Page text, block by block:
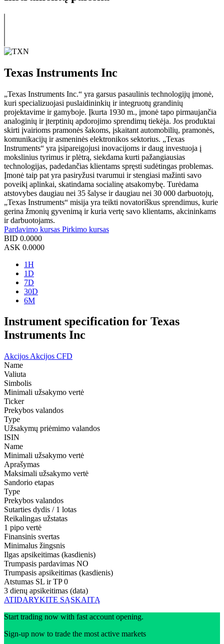
Texas Instruments Inc
„Texas Instruments Inc.“ yra garsus pasaulinis technologijų įmonė,
kuri specializuojasi puslaidininkių ir integruotų grandinių
projektavime ir gamyboje. Įkurta 1930 m., įmonė tapo pirmaujančia
analoginių ir įterptinių apdorojimo sprendimų tiekėja. Jos produktai
skirti įvairioms pramonės šakoms, įskaitant automobilių, pramonės,
komunikacijų ir asmeninės elektronikos sektorius. „Texas
Instruments“ yra įsipareigojusi inovacijoms ir daug investuoja į
mokslinius tyrimus ir plėtrą, siekdama kurti pažangiausias
technologijas, padedančias klientams spręsti sudėtingas problemas.
Įmonė taip pat yra pasiryžusi tvarumui ir stengiasi mažinti savo
poveikį aplinkai, skatindama socialinę atsakomybę. Turėdama
atstovybes daugiau nei 35 šalyse ir daugiau nei 30 000 darbuotojų,
„Texas Instruments“ misija yra teikti novatoriškus sprendimus, kurie
gerina žmonių gyvenimą ir kuria vertę savo klientams, akcininkams
ir darbuotojams.
Pardavimo kursas Pirkimo kursas
BID 0.0000
ASK 0.0000
1H
1D
7D
30D
6M
Instrument specification for Texas
Instruments Inc
Akcijos Akcijos CFD
Name
Valiuta
Simbolis
Minimali užsakymo vertė
Ticker
Prekybos valandos
Type
Užsakymų priėmimo valandos
ISIN
Name
Minimali užsakymo vertė
Aprašymas
Maksimali užsakymo vertė
Sandorio etapas
Type
Prekybos valandos
Sutarties dydis / 1 lotas
Reikalingas užstatas
1 pipo vertė
Finansinis svertas
Minimalus žingsnis
Ilgas apsikeitimas (kasdienis)
Trumpasis pardavimas NO
Trumpasis apsikeitimas (kasdienis)
Atstumas SL ir TP 0
3 dienų apsikeitimas (data)
ATIDARYKITE SĄSKAITĄ
Start trading now with fast account opening.
Sign-up now to trade the most active markets